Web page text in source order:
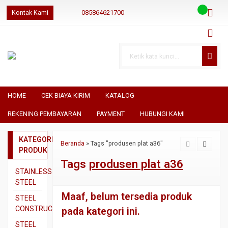
Kontak Kami 085864621700
HOME CEK BIAYA KIRIM KATALOG
REKENING PEMBAYARAN PAYMENT HUBUNGI KAMI
Beranda» Tags "produsen plat a36"
Tags produsen plat a36
Maaf, belum tersedia produk
pada kategori ini.
KATEGORI
PRODUK
STAINLESS
STEEL
Pipa
SS304
Pipa
STEEL
CONSTRUCTION
Besi
STEEL